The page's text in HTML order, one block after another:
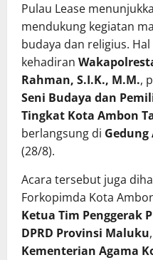
Pulau Lease
mendukung kegiatan
budaya dan religius.
kehadiran
Rahman, S.I.K., M.M.,
Seni Budaya dan
Tingkat Kota Ambon
berlangsung di
(28/8).
Acara tersebut juga
Forkopimda Kota
Ketua Tim Penggerak
DPRD Provinsi Maluku
Kementerian Agama